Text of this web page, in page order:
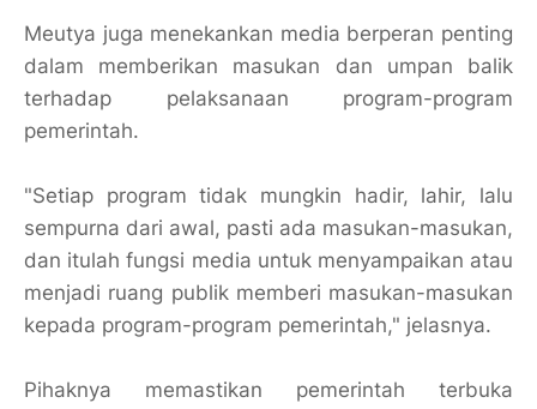
Meutya juga menekankan media berperan penting
dalam memberikan masukan dan umpan balik
terhadap pelaksanaan program-program
pemerintah.
"Setiap program tidak mungkin hadir, lahir, lalu
sempurna dari awal, pasti ada masukan-masukan,
dan itulah fungsi media untuk menyampaikan atau
menjadi ruang publik memberi masukan-masukan
kepada program-program pemerintah," jelasnya.
Pihaknya memastikan pemerintah terbuka